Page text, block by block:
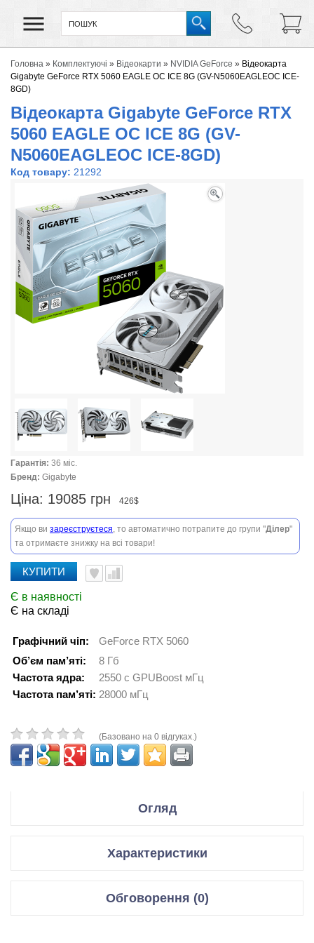
Головна » Комплектуючі » Відеокарти » NVIDIA GeForce » Відеокарта
Gigabyte GeForce RTX 5060 EAGLE OC ICE 8G (GV-N5060EAGLEOC ICE-
8GD)
Відеокарта Gigabyte GeForce RTX
5060 EAGLE OC ICE 8G (GV-
N5060EAGLEOC ICE-8GD)
Код товару: 21292
Гарантія: 36 міс.
Бренд: Gigabyte
Ціна: 19085 грн 426$
Якщо ви зареєструєтеся, то автоматично потрапите до групи "Ділер"
та отримаєте знижку на всі товари!
КУПИТИ
Є в наявності
Є на складі
Графічний чіп:
GeForce RTX 5060
Об’єм пам’яті:
8 Гб
Частота ядра:
2550 с GPUBoost мГц
Частота пам’яті: 28000 мГц
(Базовано на 0 відгуках.)
Огляд
Код производителя GV-N5060EAGLEOC ICE-8GD
Характеристики
Обговорення (0)